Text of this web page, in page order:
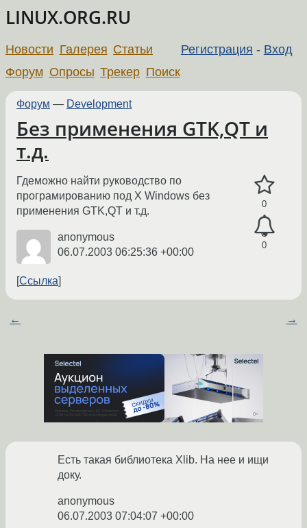
LINUX.ORG.RU
Регистрация - Вход
Новости Галерея Статьи
Форум Опросы Трекер Поиск
Форум — Development
Без применения GTK,QT и
т.д.
0
0
Гдеможно найти руководство по
програмированию под X Windows без
применения GTK,QT и т.д.
anonymous
06.07.2003 06:25:36 +00:00
Ссылка
← →
Есть такая библиотека Xlib. На нее и ищи
доку.
anonymous
06.07.2003 07:04:07 +00:00